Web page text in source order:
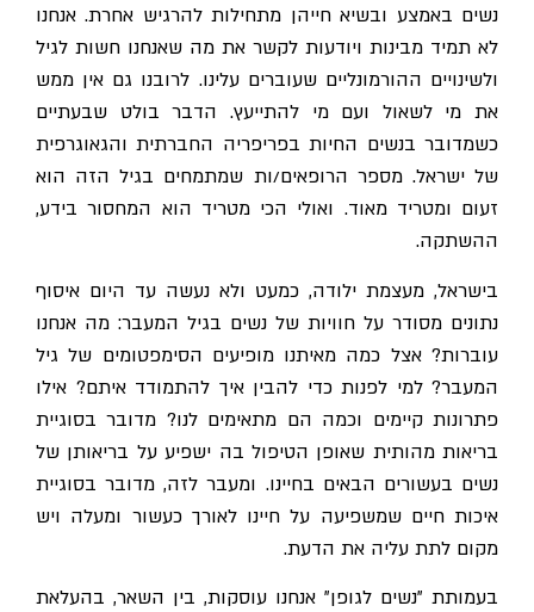
נשים באמצע ובשיא חייהן מתחילות להרגיש אחרת. אנחנו
לא תמיד מבינות ויודעות לקשר את מה שאנחנו חשות לגיל
ולשינויים ההורמונליים שעוברים עלינו. לרובנו גם אין ממש
את מי לשאול ועם מי להתייעץ. הדבר בולט שבעתיים
כשמדובר בנשים החיות בפריפריה החברתית והגאוגרפית
של ישראל. מספר הרופאים/ות שמתמחים בגיל הזה הוא
זעום ומטריד מאוד. ואולי הכי מטריד הוא המחסור בידע,
ההשתקה.
בישראל, מעצמת ילודה, כמעט ולא נעשה עד היום איסוף
נתונים מסודר על חוויות של נשים בגיל המעבר: מה אנחנו
עוברות? אצל כמה מאיתנו מופיעים הסימפטומים של גיל
המעבר? למי לפנות כדי להבין איך להתמודד איתם? אילו
פתרונות קיימים וכמה הם מתאימים לנו? מדובר בסוגיית
בריאות מהותית שאופן הטיפול בה ישפיע על בריאותן של
נשים בעשורים הבאים בחיינו. ומעבר לזה, מדובר בסוגיית
איכות חיים שמשפיעה על חיינו לאורך כעשור ומעלה ויש
מקום לתת עליה את הדעת.
בעמותת "נשים לגופן" אנחנו עוסקות, בין השאר, בהעלאת